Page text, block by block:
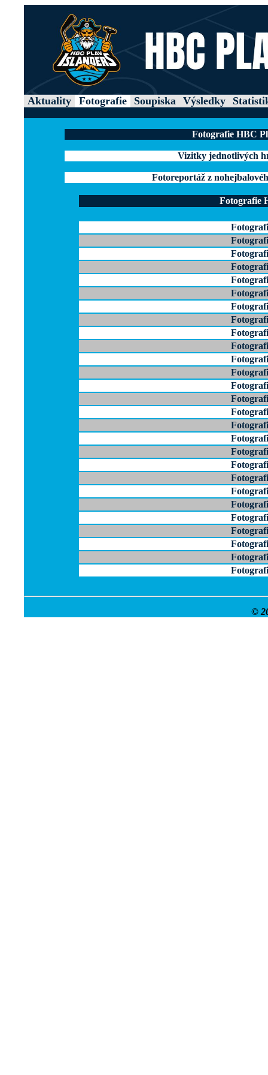
Aktuality Fotografie Soupiska Výsledky
Fotografie HBC
Vizitky jednotlivých
Fotoreportáž z
Fotografie
©